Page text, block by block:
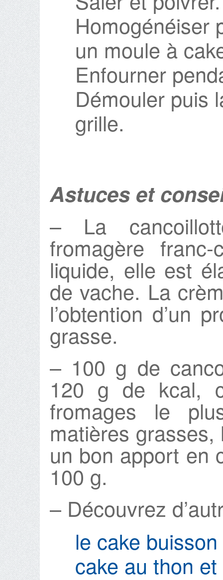
Homogénéiser
un moule à
Enfourner
Démouler puis
grille.
Astuces et
– La
fromagère
liquide, elle est
de vache. La
l’obtention d’un
grasse.
– 100 g de
120 g de kcal,
fromages le
matières
un bon apport en
100 g.
– Découvrez
le cake
cake au thon